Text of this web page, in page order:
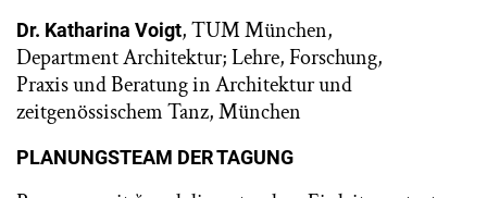
Dr. Katharina Voigt, TUM München,
Department Architektur; Lehre, Forschung,
Praxis und Beratung in Architektur und
zeitgenössischem Tanz, München
PLANUNGSTEAM DER TAGUNG